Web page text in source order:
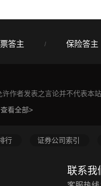
答主 / 保险答主
作者发表之言论并不代表本
看全部>
行 证券公司索引
联系我